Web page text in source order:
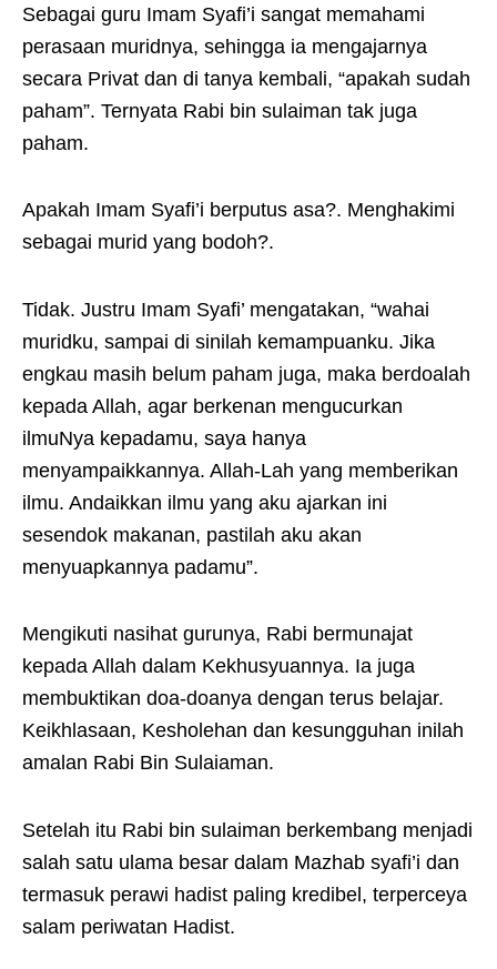
Sebagai guru Imam Syafi’i sangat memahami
perasaan muridnya, sehingga ia mengajarnya
secara Privat dan di tanya kembali, “apakah sudah
paham”. Ternyata Rabi bin sulaiman tak juga
paham.
Apakah Imam Syafi’i berputus asa?. Menghakimi
sebagai murid yang bodoh?.
Tidak. Justru Imam Syafi’ mengatakan, “wahai
muridku, sampai di sinilah kemampuanku. Jika
engkau masih belum paham juga, maka berdoalah
kepada Allah, agar berkenan mengucurkan
ilmuNya kepadamu, saya hanya
menyampaikkannya. Allah-Lah yang memberikan
ilmu. Andaikkan ilmu yang aku ajarkan ini
sesendok makanan, pastilah aku akan
menyuapkannya padamu”.
Mengikuti nasihat gurunya, Rabi bermunajat
kepada Allah dalam Kekhusyuannya. Ia juga
membuktikan doa-doanya dengan terus belajar.
Keikhlasaan, Kesholehan dan kesungguhan inilah
amalan Rabi Bin Sulaiaman.
Setelah itu Rabi bin sulaiman berkembang menjadi
salah satu ulama besar dalam Mazhab syafi’i dan
termasuk perawi hadist paling kredibel, terperceya
salam periwatan Hadist.